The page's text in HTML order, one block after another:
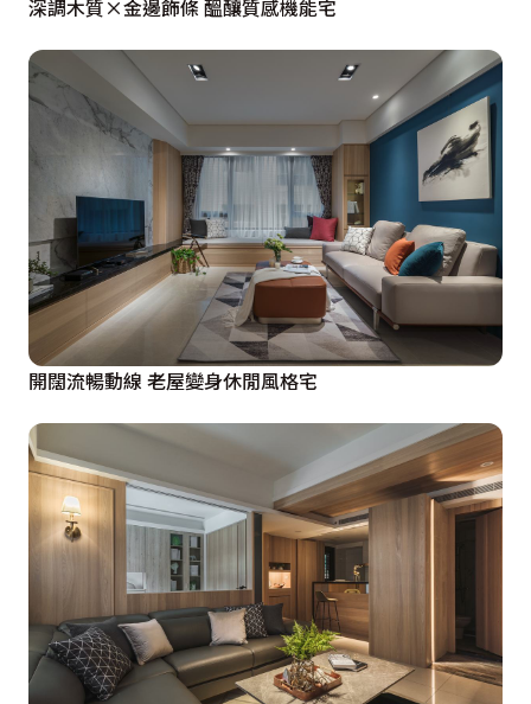
深調木質×金邊飾條 醞釀質感機能宅
開闊流暢動線 老屋變身休閒風格宅